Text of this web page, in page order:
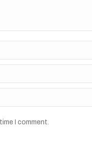
I comment.